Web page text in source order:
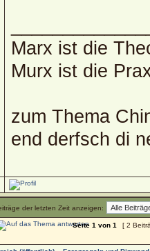
Marx ist die
Murx ist die
zum Thema
end derfsch di
der letzten Zeit anzeigen:
Seite1 von1 [ 2